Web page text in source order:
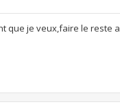
que je veux,faire le reste